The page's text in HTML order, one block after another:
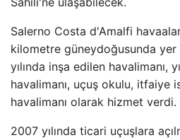
Salerno Costa d'Amalfi
kilometre güneydoğusunda yer
yılında inşa edilen havalimanı,
havalimanı, uçuş okulu, itfaiye
havalimanı olarak hizmet verdi.
2007 yılında ticari uçuşlara